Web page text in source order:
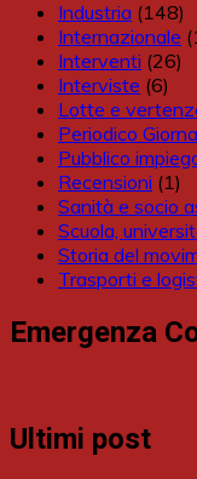
Industria (148)
Internazionale
Interventi (26)
Interviste (6)
Lotte e
Periodico
Pubblico
Recensioni (1)
Sanità e socio
Scuola,
Storia del
Trasporti e
Emergenza
Ultimi post